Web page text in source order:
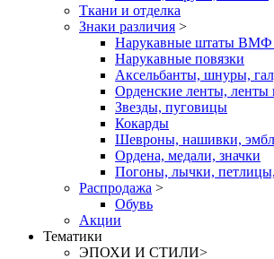
Ткани и отделка
Знаки различия >
Нарукавные штаты
Нарукавные повязки
Аксельбанты, шнуры,
Орденские ленты, ленты
Звезды, пуговицы
Кокарды
Шевроны, нашивки,
Ордена, медали, значки
Погоны, лычки,
Распродажа >
Обувь
Акции
Тематики
ЭПОХИ И СТИЛИ>